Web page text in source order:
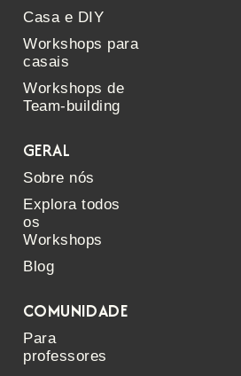
Casa e DIY
Workshops para
casais
Workshops de
Team-building
GERAL
Sobre nós
Explora todos
os
Workshops
Blog
COMUNIDADE
Para
professores